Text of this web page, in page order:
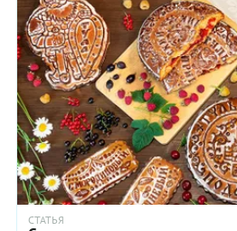
СТАТЬЯ